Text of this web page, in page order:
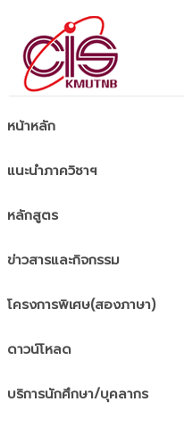
หน้าหลัก
แนะนำภาควิชาฯ
หลักสูตร
ข่าวสารและกิจกรรม
โครงการพิเศษ(สองภาษา)
ดาวน์โหลด
บริการนักศึกษา/บุคลากร